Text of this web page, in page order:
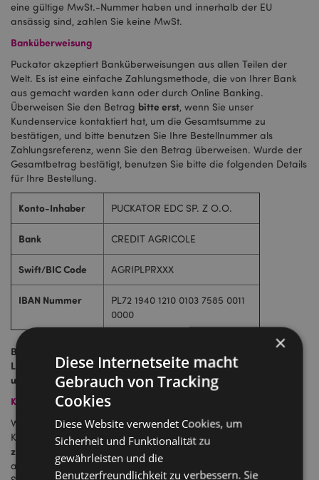
eine gültige MwSt.-Nummer haben und innerhalb der EU
ansässig sind, zahlen Sie keine MwSt.
Banküberweisung
Puckator akzeptiert Banküberweisungen aus allen Teilen der
Welt. Es ist eine einfache Zahlungsmethode, die von Ihrer Bank
aus gemacht warden kann oder durch Online Banking.
Überweisen Sie den Betrag bitte erst, wenn Sie unser
Kundenservice kontaktiert hat, um die Gesamtsumme zu
bestätigen, und bitte benutzen Sie Ihre Bestellnummer als
Zahlungsreferenz, wenn Sie den Betrag überweisen. Wurde der
Gesamtbetrag bestätigt, benutzen Sie bitte die folgenden Details
für Ihre Bestellung.
Konto-Inhaber PUCKATOR EDC SP. Z O.O.
Bank CREDIT AGRICOLE
Swift/BIC Code AGRIPLPRXXX
IBAN Nummer
PL72 1940 1210 0103 7585 0011
0000
Bei Banküberweisungen aus der Schweiz und anderen Nicht-EU-
Ländern beachten Sie bitte die anfallende Überweisungsgebühr
und addieren Sie diese zu dem Gesamtbetrag.
Kreditkarte
Wir von Puckator Großhandel akzeptieren alle gängigen
Kreditarten einschließlich Visa, Visa Delta und Mastercard
zusätzliche Gebühren
! Wenn Sie eine Bestellung bei Puckator
aufgeben wollen, tragen Sie bitte Ihre Daten in unser
×
Diese Internetseite macht
Gebrauch von Tracking
Cookies
Diese Website verwendet Cookies, um
Sicherheit und Funktionalität zu
gewährleisten und die
Benutzerfreundlichkeit zu verbessern. Sie